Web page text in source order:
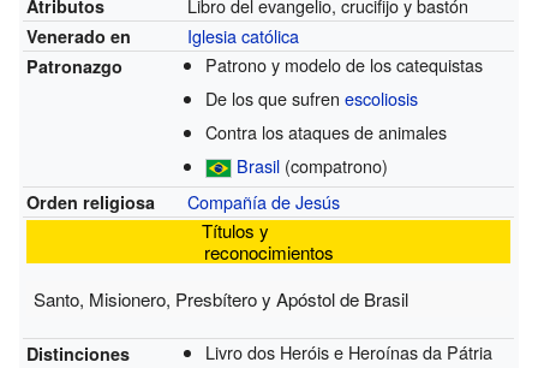
Atributos
Venerado en Iglesia católica
Patronazgo
Patrono y modelo de los catequistas
De los que sufren escoliosis
Contra los ataques de animales
Brasil(compatrono)
Orden religiosa
Compañía de Jesús
Títulos y
reconocimientos
Santo, Misionero, Presbítero y Apóstol de Brasil
Distinciones Livro dos Heróis e Heroínas da Pátria